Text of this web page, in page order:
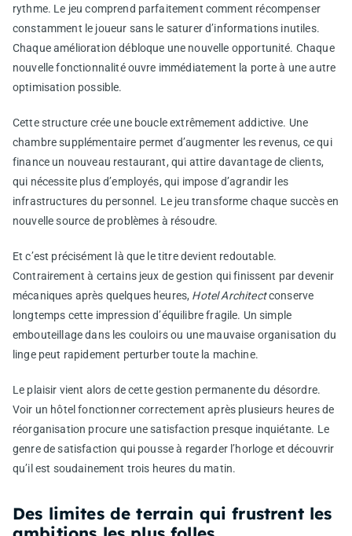
rythme. Le jeu comprend parfaitement comment récompenser
constamment le joueur sans le saturer d’informations inutiles.
Chaque amélioration débloque une nouvelle opportunité. Chaque
nouvelle fonctionnalité ouvre immédiatement la porte à une autre
optimisation possible.
Cette structure crée une boucle extrêmement addictive. Une
chambre supplémentaire permet d’augmenter les revenus, ce qui
finance un nouveau restaurant, qui attire davantage de clients,
qui nécessite plus d’employés, qui impose d’agrandir les
infrastructures du personnel. Le jeu transforme chaque succès en
nouvelle source de problèmes à résoudre.
Et c’est précisément là que le titre devient redoutable.
Contrairement à certains jeux de gestion qui finissent par devenir
mécaniques après quelques heures, Hotel Architectconserve
longtemps cette impression d’équilibre fragile. Un simple
embouteillage dans les couloirs ou une mauvaise organisation du
linge peut rapidement perturber toute la machine.
Le plaisir vient alors de cette gestion permanente du désordre.
Voir un hôtel fonctionner correctement après plusieurs heures de
réorganisation procure une satisfaction presque inquiétante. Le
genre de satisfaction qui pousse à regarder l’horloge et découvrir
qu’il est soudainement trois heures du matin.
Des limites de terrain qui frustrent les